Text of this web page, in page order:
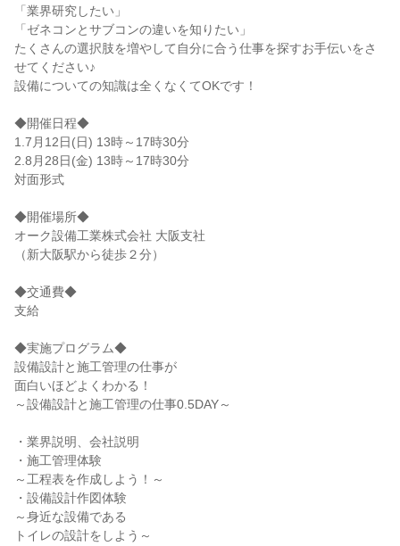
「業界研究したい」
「ゼネコンとサブコンの違いを知りたい」
たくさんの選択肢を増やして自分に合う仕事を探すお手伝いをさ
せてください♪
設備についての知識は全くなくてOKです！
◆開催日程◆
1.7月12日(日) 13時～17時30分
2.8月28日(金) 13時～17時30分
対面形式
◆開催場所◆
オーク設備工業株式会社 大阪支社
（新大阪駅から徒歩２分）
◆交通費◆
支給
◆実施プログラム◆
設備設計と施工管理の仕事が
面白いほどよくわかる！
～設備設計と施工管理の仕事0.5DAY～
・業界説明、会社説明
・施工管理体験
～工程表を作成しよう！～
・設備設計作図体験
～身近な設備である
トイレの設計をしよう～